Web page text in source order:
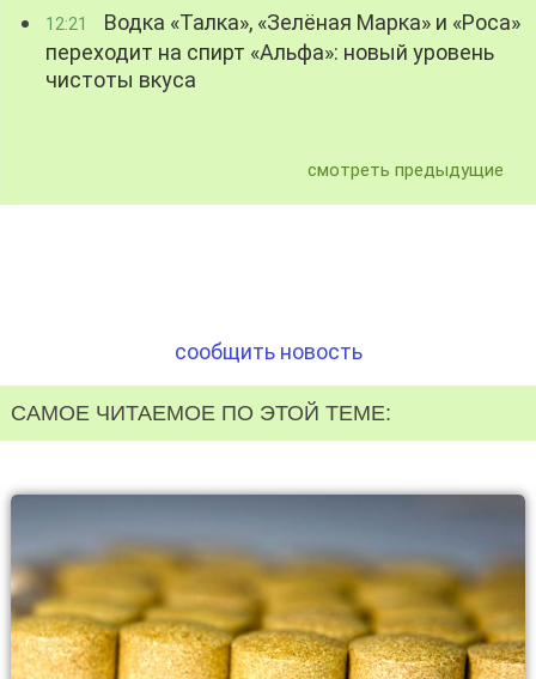
12:21
Водка «Талка», «Зелёная Марка» и «Роса»
переходит на спирт «Альфа»: новый уровень
чистоты вкуса
смотреть предыдущие
сообщить новость
САМОЕ ЧИТАЕМОЕ ПО ЭТОЙ ТЕМЕ: